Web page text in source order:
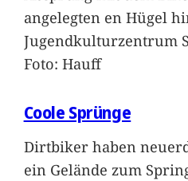
angelegten en Hügel
Jugendkulturzentrum
Foto: Hauff
Coole Sprünge
Dirtbiker haben
ein Gelände zum